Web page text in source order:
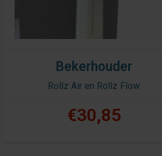
Bekerhouder
Rollz Air en Rollz Flow
€30,85